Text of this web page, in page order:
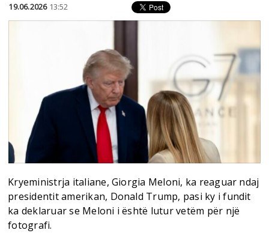
19.06.2026 13:52
Kryeministrja italiane, Giorgia Meloni, ka reaguar ndaj
presidentit amerikan, Donald Trump, pasi ky i fundit
ka deklaruar se Meloni i është lutur vetëm për një
fotografi.